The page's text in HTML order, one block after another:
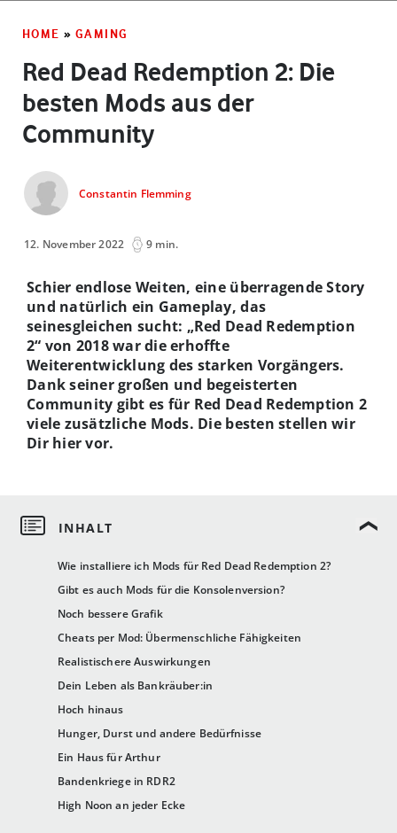
HOME » GAMING
Red Dead Redemption 2: Die
besten Mods aus der
Community
Constantin Flemming
12. November 2022 9 min.
Wie installiere ich Mods für Red Dead Redemption 2?
Gibt es auch Mods für die Konsolenversion?
Noch bessere Grafik
Cheats per Mod: Übermenschliche Fähigkeiten
Realistischere Auswirkungen
Dein Leben als Bankräuber:in
Hoch hinaus
Hunger, Durst und andere Bedürfnisse
Ein Haus für Arthur
Bandenkriege in RDR2
High Noon an jeder Ecke
Schier endlose Weiten, eine überragende Story
und natürlich ein Gameplay, das
seinesgleichen sucht: „Red Dead Redemption
2“ von 2018 war die erhoffte
Weiterentwicklung des starken Vorgängers.
Dank seiner großen und begeisterten
Community gibt es für Red Dead Redemption 2
viele zusätzliche Mods. Die besten stellen wir
Dir hier vor.